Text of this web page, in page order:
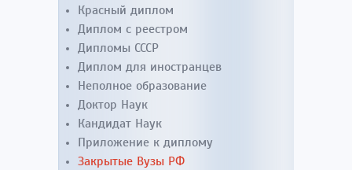
Красный диплом
Диплом с реестром
Дипломы СССР
Диплом для иностранцев
Неполное образование
Доктор Наук
Кандидат Наук
Приложение к диплому
Закрытые Вузы РФ